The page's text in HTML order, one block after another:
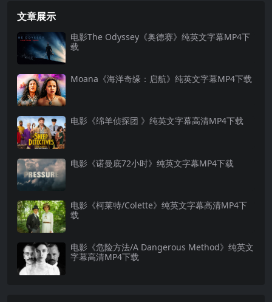
文章展示
电影The Odyssey《奥德赛》纯英文字幕MP4下
载
Moana《海洋奇缘：启航》纯英文字幕MP4下载
电影《绵羊侦探团 》纯英文字幕高清MP4下载
电影《诺曼底72小时》纯英文字幕MP4下载
电影《柯莱特/Colette》纯英文字幕高清MP4下
载
电影《危险方法/A Dangerous Method》纯英文
字幕高清MP4下载